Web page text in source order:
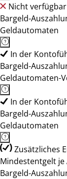
Nicht verfügbar
Bargeld-
Geldautomaten
In der
Bargeld-
Geldautomaten-
In der
Bargeld-
Geldautomaten
Zusätzliches
Mindestentgelt je
Bargeld-